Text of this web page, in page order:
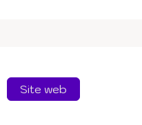
Site web